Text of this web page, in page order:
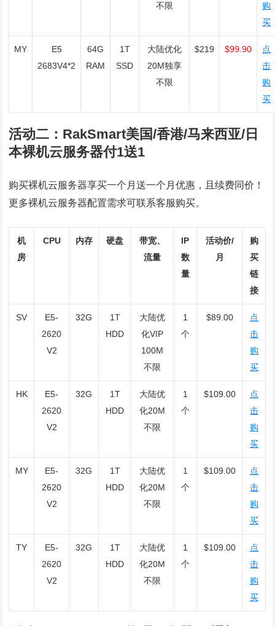
不限
购
买
MY
E5
2683V4*2
64G
RAM
1T
SSD
大陆优化
20M独享
不限
$219 $99.90
点
击
购
买
活动二：RakSmart美国/香港/马来西亚/日
本裸机云服务器付1送1
购买裸机云服务器享买一个月送一个月优惠，且续费同价！
更多裸机云服务器配置需求可联系客服购买。
机
房
CPU 内存 硬盘
带宽、
流量
IP
数
量
活动价/
月
购
买
链
接
SV
E5-
2620
V2
32G
1T
HDD
大陆优
化VIP
100M
不限
1
个
$89.00
点
击
购
买
HK
E5-
2620
V2
32G
1T
HDD
大陆优
化20M
不限
1
个
$109.00
点
击
购
买
MY
E5-
2620
V2
32G
1T
HDD
大陆优
化20M
不限
1
个
$109.00
点
击
购
买
TY
E5-
2620
V2
32G
1T
HDD
大陆优
化20M
不限
1
个
$109.00
点
击
购
买